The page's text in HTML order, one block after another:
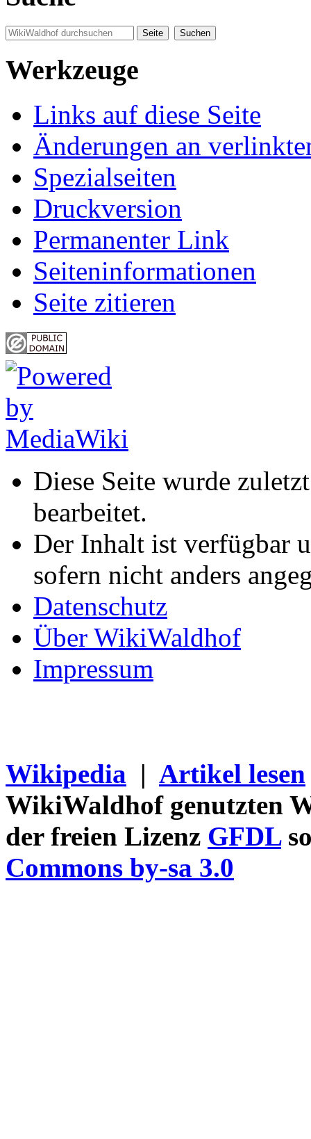
Werkzeuge
Links auf diese Seite
Änderungen an
Spezialseiten
Druckversion
Permanenter Link
Seiten­informationen
Seite zitieren
Diese Seite wurde
bearbeitet.
Der Inhalt ist verfügbar
sofern nicht anders
Datenschutz
Über WikiWaldhof
Impressum
Wikipedia | Artikel lesen
WikiWaldhof genutzten
der freien Lizenz GFDL
Commons by-sa 3.0